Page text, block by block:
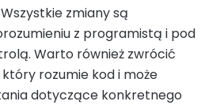
zmiany są
z programistą i pod
Warto również zwrócić
rozumie kod i może
dotyczące konkretnego